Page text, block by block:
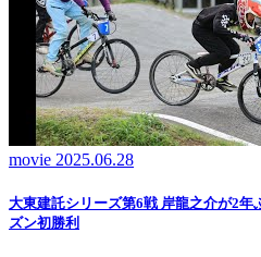
movie 2025.06.28
大東建託シリーズ第6戦 岸龍之介が2
ズン初勝利